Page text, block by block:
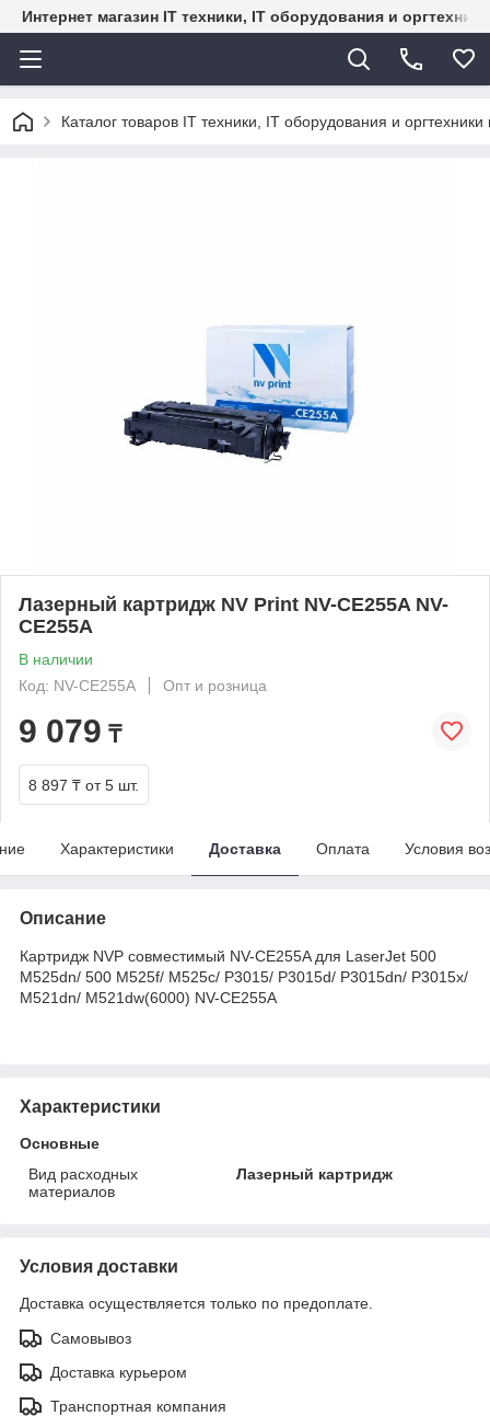
Интернет магазин IT техники, IT оборудования и
Каталог товаров IT техники, IT оборудования и
Лазерный картридж NV Print NV-CE255A NV-
CE255A
В наличии
Код: NV-CE255A
Опт и розница
9 079 ₸
8 897 ₸ от 5 шт.
Характеристики Доставка Оплата Условия
Описание
Картридж NVP совместимый NV-CE255A для LaserJet 500
M525dn/ 500 M525f/ M525c/ P3015/ P3015d/ P3015dn/ P3015x/
M521dn/ M521dw(6000) NV-CE255A
Характеристики
Основные
Вид расходных
материалов
Лазерный картридж
Условия доставки
Доставка осуществляется только по предоплате.
Самовывоз
Доставка курьером
Транспортная компания